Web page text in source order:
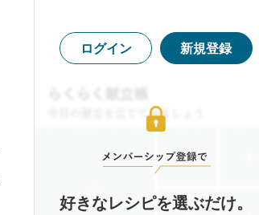
ログイン 新規登録
好きなレシピを選ぶだけ。